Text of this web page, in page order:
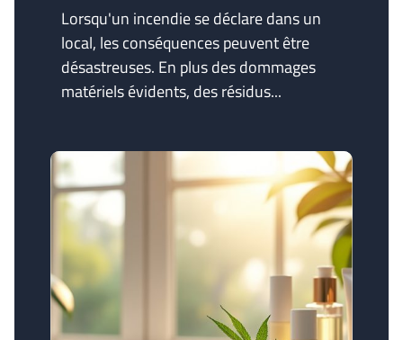
Lorsqu'un incendie se déclare dans un
local, les conséquences peuvent être
désastreuses. En plus des dommages
matériels évidents, des résidus...